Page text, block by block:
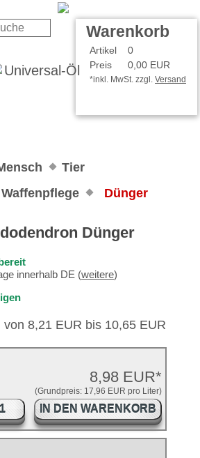
Warenkorb
Artikel
0
Preis
0,00 EUR
*inkl. MwSt. zzgl. Versand
Tier
Waffenpflege Dünger
Dünger
innerhalb DE (weitere)
von 8,21 EUR bis 10,65 EUR
8,98 EUR*
(Grundpreis: 17,96 EUR pro Liter)
IN DEN WARENKORB